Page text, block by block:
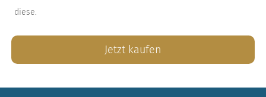
diese.
Jetzt kaufen